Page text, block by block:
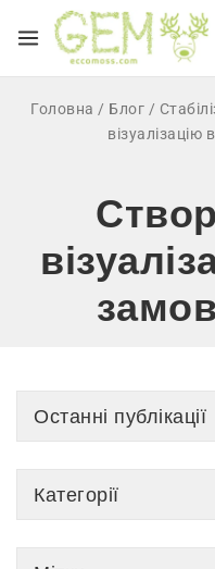
Головна / Блог /
Останні публікації
Категорії